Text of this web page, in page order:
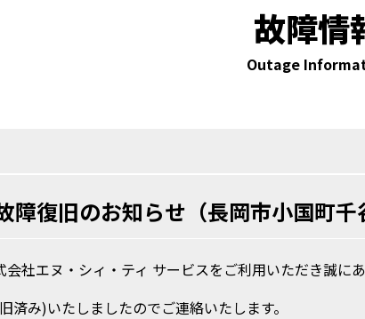
故障情
Outage
障復旧のお知らせ（長岡市小国町千
会社エヌ・シィ・ティ サービスをご利用いただき誠に
済み)いたしましたのでご連絡いたします。